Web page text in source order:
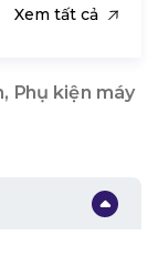
Xem tất cả
Phụ kiện máy